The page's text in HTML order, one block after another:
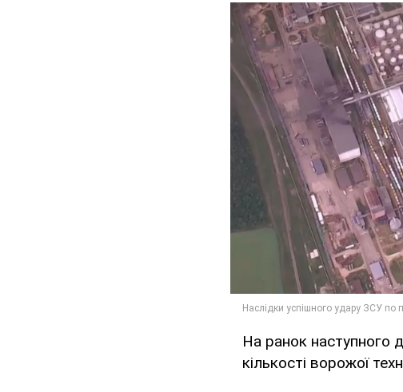
На ранок наступного
кількості ворожої